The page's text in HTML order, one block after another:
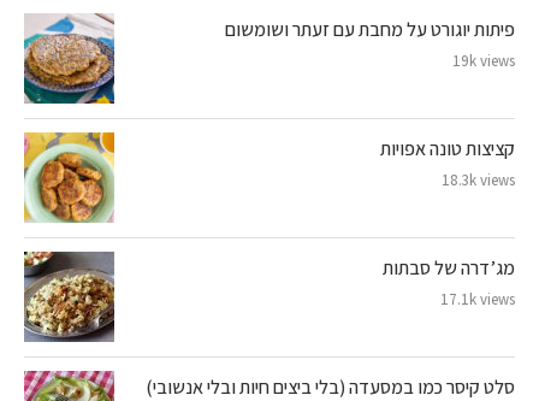
פיתות יוגורט על מחבת עם זעתר ושומשום
19k views
קציצות טונה אפויות
18.3k views
מג’דרה של סבתות
17.1k views
סלט קיסר כמו במסעדה (בלי ביצים חיות ובלי אנשובי)